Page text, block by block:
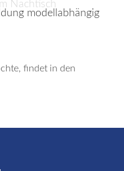
modellabhängig
findet in den